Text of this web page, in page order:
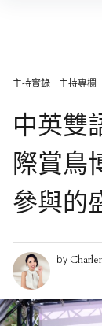
主持實錄 主持專欄
中英雙
際賞鳥
參與的
by